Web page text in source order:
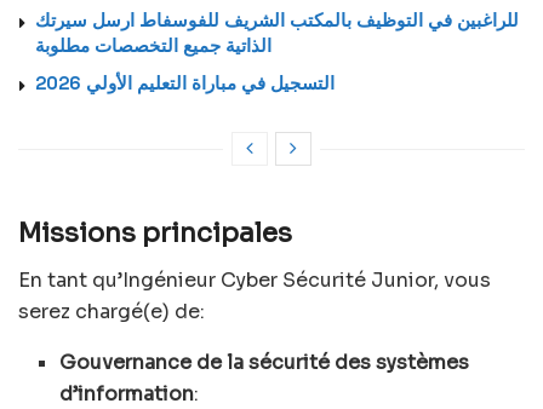
للراغبين في التوظيف بالمكتب الشريف للفوسفاط ارسل سيرتك
الذاتية جميع التخصصات مطلوبة
التسجيل في مباراة التعليم الأولي 2026
Missions principales
En tant qu’Ingénieur Cyber Sécurité Junior, vous
serez chargé(e) de:
Gouvernance de la sécurité des systèmes
d’information: